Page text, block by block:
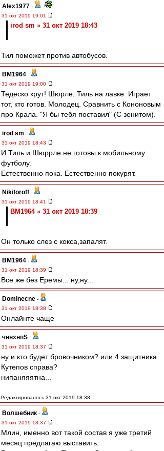
Alex1977 -
31 окт 2019 19:01
irod sm » 31 окт 2019 18:43
Тил поможет против автобусов.
BM1964 -
31 окт 2019 19:00
Тедеско крут! Шюрле, Тиль на лавке. Играет
тот, кто готов. Молодец. Сравнить с Кононовым
про Крала. "Я бы тебя поставил" (С зенитом).
irod sm -
31 окт 2019 18:43
И Тиль и Шюррле не готовы к мобильному
футболу.
Естественно пока. Естественно покурят.
Nikiforoff -
31 окт 2019 18:41
BM1964 » 31 окт 2019 18:39
Он только слез с кокса,запалят.
BM1964 -
31 окт 2019 18:39
Все же без Еремы... ну,ну...
Dominecne -
31 окт 2019 18:38
Онлайнте чаще
чннхнпS -
31 окт 2019 18:37
ну и кто будет бровочником? или 4 защитника
Кутепов справа?
нипаняяятна...
Редактировалось 31 окт 2019 18:38
Волшебник -
31 окт 2019 18:37
Млин, именно вот такой состав я уже третий
месяц предлагаю выставить.